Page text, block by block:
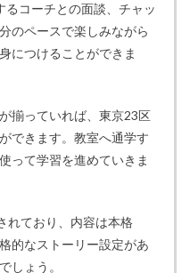
コーチとの面談、チャッ
のペースで楽しみながら
につけることができま
揃っていれば、東京23区
できます。教室へ通学す
って学習を進めていきま
れており、内容は本格
的なストーリー設定があ
しょう。